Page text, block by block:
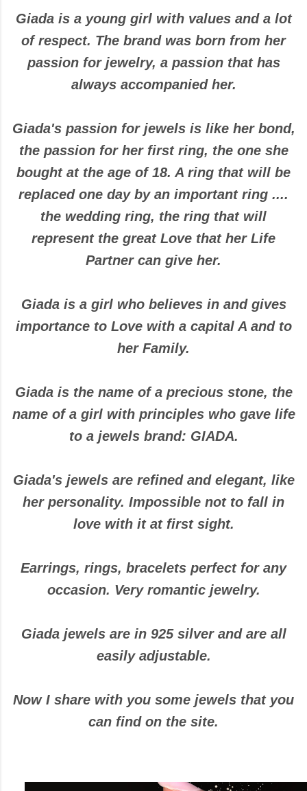
Giada is a young girl with values and a lot
of respect. The brand was born from her
passion for jewelry, a passion that has
always accompanied her.
Giada's passion for jewels is like her bond,
the passion for her first ring, the one she
bought at the age of 18. A ring that will be
replaced one day by an important ring ....
the wedding ring, the ring that will
represent the great Love that her Life
Partner can give her.
Giada is a girl who believes in and gives
importance to Love with a capital A and to
her Family.
Giada is the name of a precious stone, the
name of a girl with principles who gave life
to a jewels brand: GIADA.
Giada's jewels are refined and elegant, like
her personality. Impossible not to fall in
love with it at first sight.
Earrings, rings, bracelets perfect for any
occasion. Very romantic jewelry.
Giada jewels are in 925 silver and are all
easily adjustable.
Now I share with you some jewels that you
can find on the site.